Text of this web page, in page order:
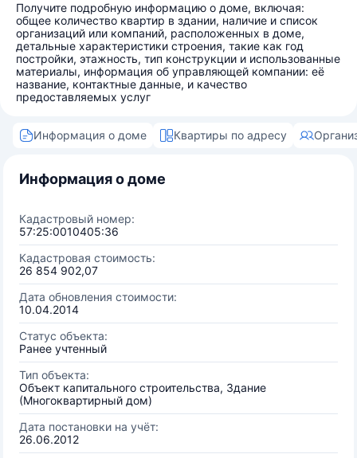
Получите подробную информацию о доме, включая:
общее количество квартир в здании, наличие и список
организаций или компаний, расположенных в доме,
детальные характеристики строения, такие как год
постройки, этажность, тип конструкции и использованные
материалы, информация об управляющей компании: её
название, контактные данные, и качество
предоставляемых услуг
Информация о доме Квартиры по адресу
Информация о доме
Кадастровый номер:
57:25:0010405:36
Кадастровая стоимость:
26 854 902,07
Дата обновления стоимости:
10.04.2014
Статус объекта:
Ранее учтенный
Тип объекта:
Объект капитального строительства, Здание
(Многоквартирный дом)
Дата постановки на учёт:
26.06.2012